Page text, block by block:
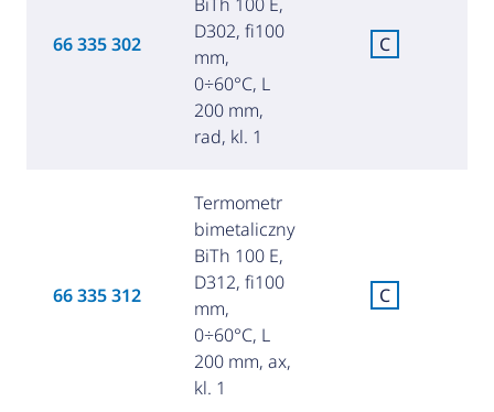
66 335 302
D302, fi100
mm,
0÷60°C, L
200 mm,
rad, kl. 1
C
66 335 312
Termometr
bimetaliczny
BiTh 100 E,
D312, fi100
mm,
0÷60°C, L
200 mm, ax,
kl. 1
C